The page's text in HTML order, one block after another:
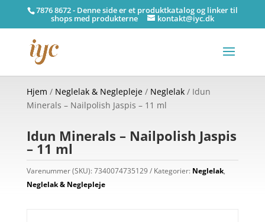
7876 8672 - Denne side er et produktkatalog og linker til
shops med produkterne kontakt@iyc.dk
Hjem / Neglelak & Neglepleje/ Neglelak/ Idun
Minerals – Nailpolish Jaspis – 11 ml
Idun Minerals – Nailpolish Jaspis
– 11 ml
Varenummer (SKU):7340074735129 Kategorier: Neglelak,
Neglelak & Neglepleje